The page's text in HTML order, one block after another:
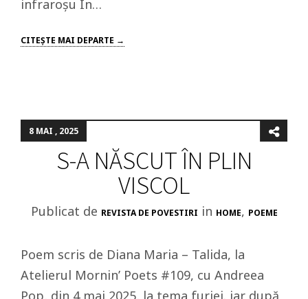
infraroșu În…
CITEŞTE MAI DEPARTE →
8 MAI , 2025
S-A NĂSCUT ÎN PLIN
VISCOL
Publicat de REVISTA DE POVESTIRI in HOME, POEME
Poem scris de Diana Maria – Talida, la
Atelierul Mornin’ Poets #109, cu Andreea
Pop, din 4 mai 2025, la tema furiei. iar după